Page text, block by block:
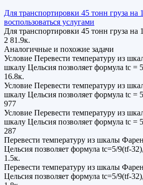
Для транспортировки 45 тонн груза
воспользоваться услугами
Для транспортировки 45 тонн груза
2 81.9к.
Аналогичные и похожие задачи
Условие Перевести температуру из
шкалу Цельсия позволяет формула tc =
16.8к.
Условие Перевести температуру из
шкалу Цельсия позволяет формула tc =
977
Условие Перевести температуру из
шкалу Цельсия позволяет формула tc =
287
Перевести температуру из шкалы
Цельсия позволяет формула tc=5/9(tf-
1.5к.
Перевести температуру из шкалы
Цельсия позволяет формула tc=5/9(tf-